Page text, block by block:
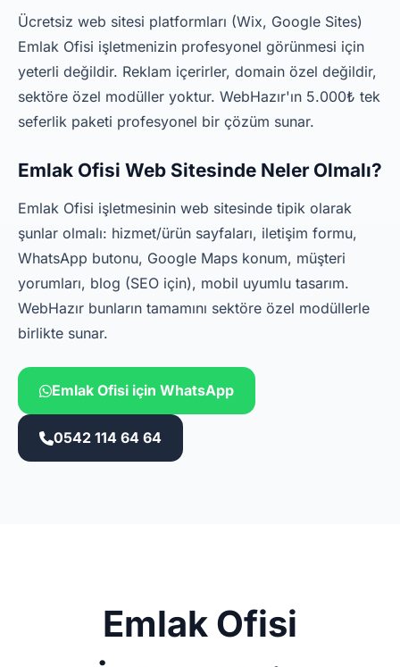
Ücretsiz web sitesi platformları (Wix, Google Sites)
Emlak Ofisi işletmenizin profesyonel görünmesi için
yeterli değildir. Reklam içerirler, domain özel değildir,
sektöre özel modüller yoktur. WebHazır'ın 5.000₺ tek
seferlik paketi profesyonel bir çözüm sunar.
Emlak Ofisi Web Sitesinde Neler Olmalı?
Emlak Ofisi işletmesinin web sitesinde tipik olarak
şunlar olmalı: hizmet/ürün sayfaları, iletişim formu,
WhatsApp butonu, Google Maps konum, müşteri
yorumları, blog (SEO için), mobil uyumlu tasarım.
WebHazır bunların tamamını sektöre özel modüllerle
birlikte sunar.
Emlak Ofisi için WhatsApp
0542 114 64 64
Emlak Ofisi